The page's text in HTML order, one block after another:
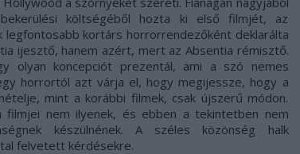
költségéből hozta ki első filmjét, az
legfontosabb kortárs horrorrendezőként deklarálta
ijesztő, hanem azért, mert az Absentia rémisztő.
olyan koncepciót prezentál, ami a szó nemes
horrortól azt várja el, hogy megijessze, hogy a
mint a korábbi filmek, csak újszerű módon.
filmjei nem ilyenek, és ebben a tekintetben nem
készülnének. A széles közönség halk
felvetett kérdésekre.